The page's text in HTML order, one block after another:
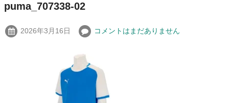
puma_707338-02
2026年3月16日 コメントはまだありません